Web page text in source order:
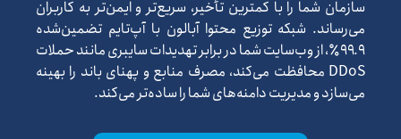
سازمان شما را با کمترین تأخیر، سریع‌تر و ایمن‌تر به کاربران
می‌رساند. شبکه توزیع محتوا آبالون با آپ‌تایم تضمین‌شده
۹۹.۹٪، از وب‌سایت شما در برابر تهدیدات سایبری مانند حملات
DDoS محافظت می‌کند، مصرف منابع و پهنای باند را بهینه
می‌سازد و مدیریت دامنه‌های شما را ساده‌تر می‌کند.